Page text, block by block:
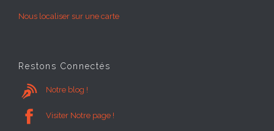
Nous localiser sur une carte
Restons Connectés
 Notre blog !
 Visiter Notre page !